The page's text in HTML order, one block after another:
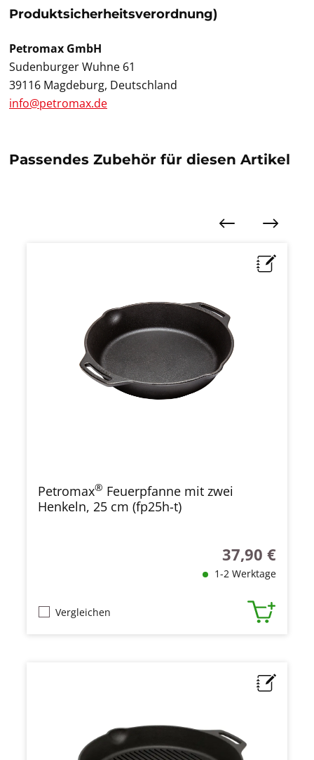
Produktsicherheitsverordnung)
Petromax GmbH
Sudenburger Wuhne 61
39116 Magdeburg, Deutschland
info@petromax.de
Passendes Zubehör für diesen Artikel
Petromax® Feuerpfanne mit zwei
Henkeln, 25 cm (fp25h-t)
Regulärer Preis:
37,90 €
1-2 Werktage
Vergleichen